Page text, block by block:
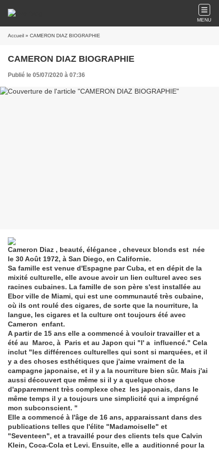
MENU
Accueil » CAMERON DIAZ BIOGRAPHIE
CAMERON DIAZ BIOGRAPHIE
Publié le 05/07/2020 à 07:36
Cameron Diaz , beauté, élégance , cheveux blonds est née
le 30 Août 1972, à San Diego, en Californie.
Sa famille est venue d'Espagne par Cuba, et en dépit de la
mixité culturelle, elle avoue avoir un lien culturel avec ses
racines cubaines. La famille de son père s'est installée au
Ebor ville de Miami, qui est une communauté très cubaine,
où ils ont roulé des cigares, de sorte que la nourriture, la
langue, les cigares et la culture ont toujours été avec
Cameron enfant.
A partir de 15 ans elle a commencé à vouloir travailler et a
été au Maroc, à Paris et au Japon qui "l' a influencé." Cela
inclut "les différences culturelles qui sont si marquées, et il
y a des choses esthétiques que j'aime vraiment de la
campagne japonaise, et il y a la nourriture bien sûr. Mais j'ai
aussi découvert que même si il y a quelque chose
d'apparemment très complexe chez les japonais, dans le
même temps il y a toujours une simplicité qui a imprégné
mon subconscient. "
Elle a commencé à l'âge de 16 ans, apparaissant dans des
publications telles que l'élite "Madamoiselle" et
"Seventeen", et a travaillé pour des clients tels que Calvin
Klein, Coca-Cola et Levi. Ensuite, elle a auditionné pour la